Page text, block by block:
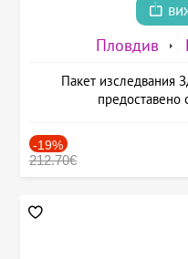
Пловдив
Пакет изследвания
-19%
212.70€